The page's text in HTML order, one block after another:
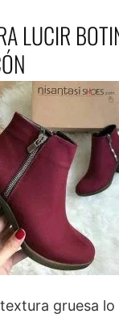
LUCIR
gruesa lo